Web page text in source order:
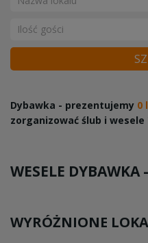
Dybawka - prezentujemy 0
zorganizować ślub i
WESELE DYBAWKA -
WYRÓŻNIONE